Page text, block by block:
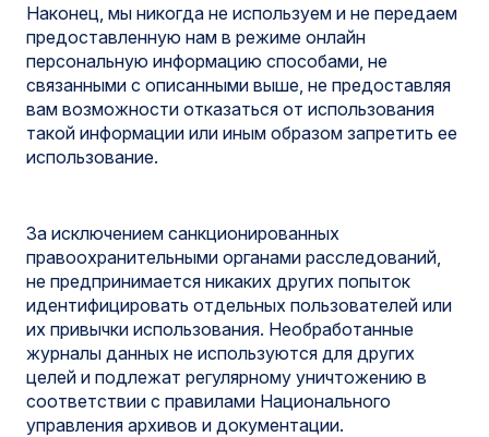
Наконец, мы никогда не используем и не передаем
предоставленную нам в режиме онлайн
персональную информацию способами, не
связанными с описанными выше, не предоставляя
вам возможности отказаться от использования
такой информации или иным образом запретить ее
использование.
За исключением санкционированных
правоохранительными органами расследований,
не предпринимается никаких других попыток
идентифицировать отдельных пользователей или
их привычки использования. Необработанные
журналы данных не используются для других
целей и подлежат регулярному уничтожению в
соответствии с правилами Национального
управления архивов и документации.